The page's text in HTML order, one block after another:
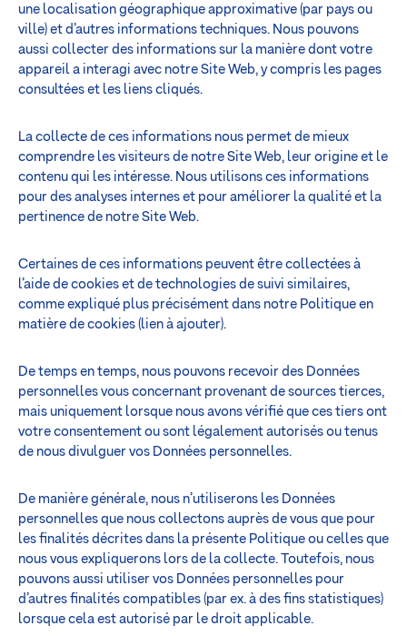
une localisation géographique approximative (par pays ou
ville) et d’autres informations techniques. Nous pouvons
aussi collecter des informations sur la manière dont votre
appareil a interagi avec notre Site Web, y compris les pages
consultées et les liens cliqués.
La collecte de ces informations nous permet de mieux
comprendre les visiteurs de notre Site Web, leur origine et le
contenu qui les intéresse. Nous utilisons ces informations
pour des analyses internes et pour améliorer la qualité et la
pertinence de notre Site Web.
Certaines de ces informations peuvent être collectées à
l’aide de cookies et de technologies de suivi similaires,
comme expliqué plus précisément dans notre Politique en
matière de cookies (lien à ajouter).
De temps en temps, nous pouvons recevoir des Données
personnelles vous concernant provenant de sources tierces,
mais uniquement lorsque nous avons vérifié que ces tiers ont
votre consentement ou sont légalement autorisés ou tenus
de nous divulguer vos Données personnelles.
De manière générale, nous n’utiliserons les Données
personnelles que nous collectons auprès de vous que pour
les finalités décrites dans la présente Politique ou celles que
nous vous expliquerons lors de la collecte. Toutefois, nous
pouvons aussi utiliser vos Données personnelles pour
d’autres finalités compatibles (par ex. à des fins statistiques)
lorsque cela est autorisé par le droit applicable.